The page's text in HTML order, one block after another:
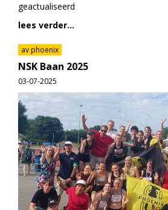
geactualiseerd
lees verder...
av phoenix
NSK Baan 2025
03-07-2025